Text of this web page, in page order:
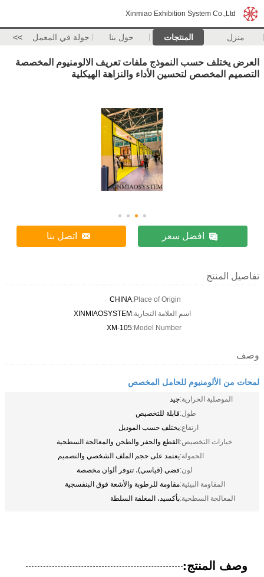
Xinmiao Exhibition System Co.,Ltd
منزل المنتجات حول بنا جولة في المعمل >>
العرض يختلف حسب النموذج ملفات تعريف الالومنيوم المخصصة
التصميم المخصص لتحسين الأداء والنزاهة الهيكلية
افضل سعر اتصل بنا
تفاصيل المنتج
Place of Origin:
CHINA
اسم العلامة التجارية:XINMIAOSYSTEM
Model Number:
XM-105
وصف
لمحات من الألومنيوم للحامل المخصص
الموصلية الحرارية:جيد
طول:قابلة للتخصيص
ارتفاع:يختلف حسب الموديل
خيارات التخصيص:القطع والحفر والطحن والمعالجة السطحية
الحمولة:يعتمد على حجم الملف الشخصي والتصميم
لون:فضي (قياسي)، تتوفر ألوان مخصصة
المقاومة البيئية:مقاومة للرطوبة والأشعة فوق البنفسجية
المعالجة السطحية:بأكسيد، المغلفة السلطة
وصف المنتج: